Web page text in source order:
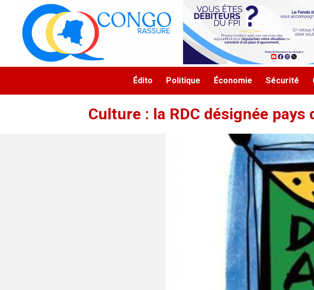
Aller au contenu principal
Navigation principale
Édito Politique Économie Sécurité
Culture : la RDC désignée pays